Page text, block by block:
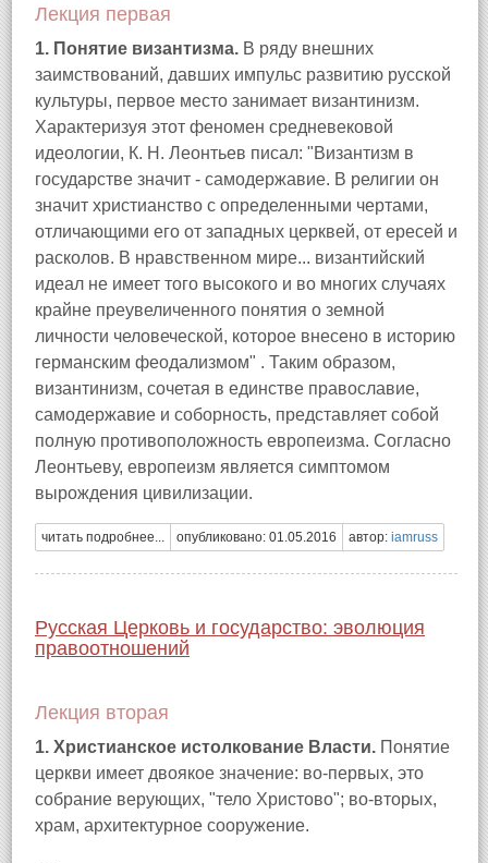
Лекция первая
1. Понятие византизма. В ряду внешних
заимствований, давших импульс развитию русской
культуры, первое место занимает византинизм.
Характеризуя этот феномен средневековой
идеологии, К. Н. Леонтьев писал: "Византизм в
государстве значит - самодержавие. В религии он
значит христианство с определенными чертами,
отличающими его от западных церквей, от ересей и
расколов. В нравственном мире... византийский
идеал не имеет того высокого и во многих случаях
крайне преувеличенного понятия о земной
личности человеческой, которое внесено в историю
германским феодализмом" . Таким образом,
византинизм, сочетая в единстве православие,
самодержавие и соборность, представляет собой
полную противоположность европеизма. Согласно
Леонтьеву, европеизм является симптомом
вырождения цивилизации.
читать подробнее... опубликовано: 01.05.2016 автор: iamruss
Русская Церковь и государство: эволюция
правоотношений
Лекция вторая
1. Христианское истолкование Власти. Понятие
церкви имеет двоякое значение: во-первых, это
собрание верующих, "тело Христово"; во-вторых,
храм, архитектурное сооружение.